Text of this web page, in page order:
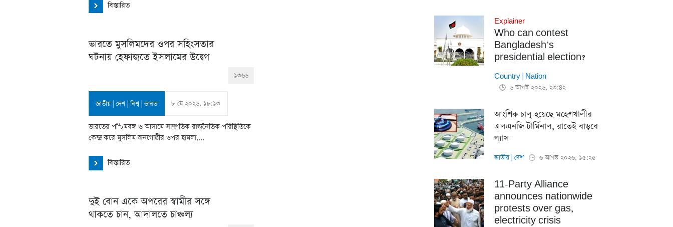
বিস্তারিত
ভারতে মুসলিমদের ওপর সহিংসতার
ঘটনায় হেফাজতে ইসলামের উদ্বেগ
১৩৬৬
জাতীয়| দেশ|বিশ্ব|ভারত ৮ মে ২০২৬, ১৮:১৩
ভারতের পশ্চিমবঙ্গ ও আসামে সাম্প্রতিক রাজনৈতিক পরিস্থিতিকে
কেন্দ্র করে মুসলিম জনগোষ্ঠীর ওপর হামলা,...
বিস্তারিত
দুই বোন একে অপরের স্বামীর সঙ্গে
থাকতে চান, আদালতে চাঞ্চল্য
Explainer
Who can contest
Bangladesh’s
presidential election?
Country Nation
🕒 ৬ আগস্ট ২০২৬, ২৩:৪২
আংশিক চালু হয়েছে মহেশখালীর
এলএনজি টার্মিনাল, রাতেই বাড়বে
গ্যাস
জাতীয়| দেশ 🕒 ৬ আগস্ট ২০২৬, ১৫:২৫
11-Party Alliance
announces nationwide
protests over gas,
electricity crisis